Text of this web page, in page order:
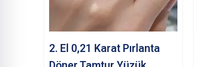
2. El 0,21 Karat Pırlanta